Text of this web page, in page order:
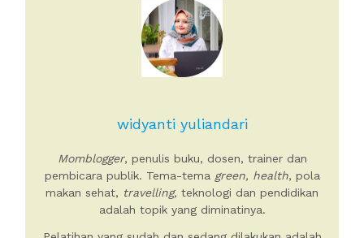
widyanti yuliandari
Momblogger, penulis buku, dosen, trainer dan
pembicara publik. Tema-tema green, health, pola
makan sehat, travelling, teknologi dan pendidikan
adalah topik yang diminatinya.